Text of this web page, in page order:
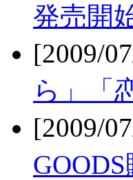
発売開
[2009/
ら」「
[2009/